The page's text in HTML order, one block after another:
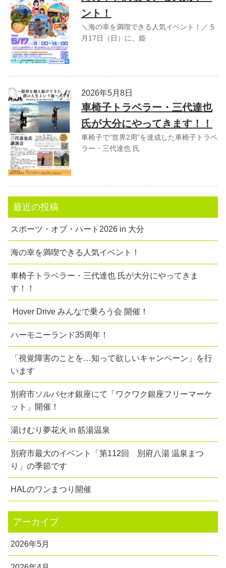
ント！
＼海の幸を満喫できる人気イベント！／ 5
月17日（日）に、姫
2026年5月8日
車椅子トラベラー・三代達也
氏が大分にやってきます！！
車椅子で“世界2周”を達成した車椅子トラベ
ラー・三代達也 氏
最近の投稿
スポーツ・オブ・ハート2026 in 大分
海の幸を満喫できる人気イベント！
車椅子トラベラー・三代達也 氏が大分にやってきま
す！！
Hover Drive みんなで乗ろう会 開催！
ハーモニーランド35周年！
「視覚障害のことを…知って欲しいキャンペーン」を行
います
別府市ソルパセオ銀座にて「ワクワク銀座フリーマーケ
ット」開催！
湯けむり夢花火 in 筋湯温泉
別府市最大のイベント「第112回 別府八湯 温泉まつ
り」の季節です
HALのワンまつり開催
アーカイブ
2026年5月